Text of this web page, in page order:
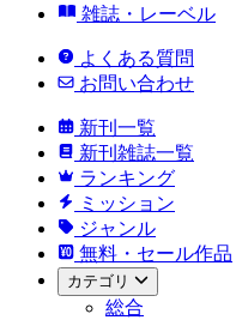
雑誌・レーベル
よくある質問
お問い合わせ
新刊一覧
新刊雑誌一覧
ランキング
ミッション
ジャンル
無料・セール作品
カテゴリ
総合